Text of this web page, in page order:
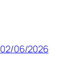
02/06/2026